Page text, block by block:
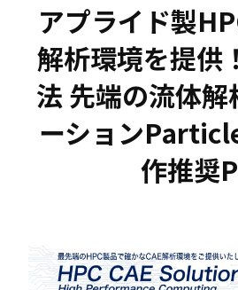
アプライド製
解析環境を提供
法 先端の流体解
ーション
作推奨